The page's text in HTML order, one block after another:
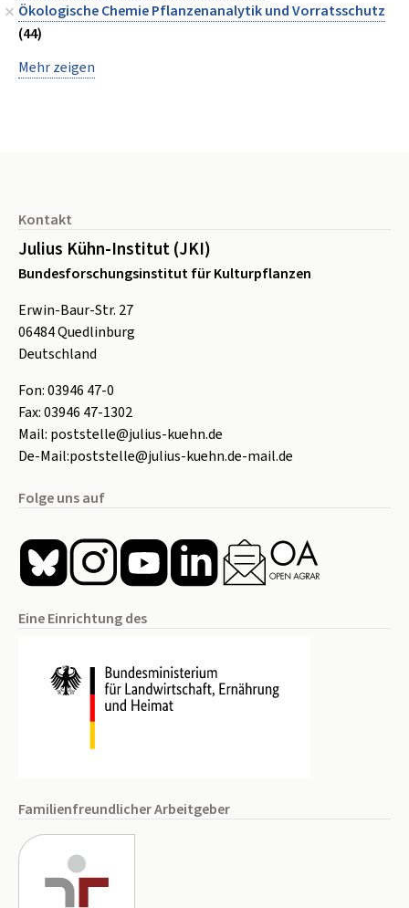
Ökologische Chemie Pflanzenanalytik und Vorratsschutz
(44)
Mehr zeigen
Kontakt
Julius Kühn-Institut (JKI)
Bundesforschungsinstitut für Kulturpflanzen
Erwin-Baur-Str. 27
06484Quedlinburg
Deutschland
Fon:03946 47-0
Fax:03946 47-1302
Mail: poststelle@julius-kuehn.de
De-Mail:poststelle@julius-kuehn.de-mail.de
Folge uns auf
Eine Einrichtung des
Familienfreundlicher Arbeitgeber